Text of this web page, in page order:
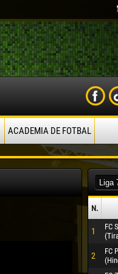
ACADEMIA DE FOTBAL
N.
1
FC
2
FC